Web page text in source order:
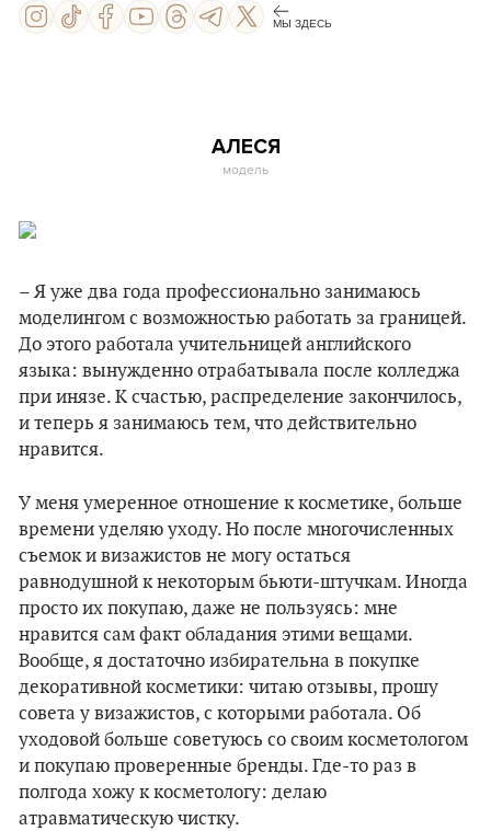
МЫ ЗДЕСЬ
АЛЕСЯ
модель
– Я уже два года профессионально занимаюсь
моделингом с возможностью работать за границей.
До этого работала учительницей английского
языка: вынужденно отрабатывала после колледжа
при инязе. К счастью, распределение закончилось,
и теперь я занимаюсь тем, что действительно
нравится.
У меня умеренное отношение к косметике, больше
времени уделяю уходу. Но после многочисленных
съемок и визажистов не могу остаться
равнодушной к некоторым бьюти-штучкам. Иногда
просто их покупаю, даже не пользуясь: мне
нравится сам факт обладания этими вещами.
Вообще, я достаточно избирательна в покупке
декоративной косметики: читаю отзывы, прошу
совета у визажистов, с которыми работала. Об
уходовой больше советуюсь со своим косметологом
и покупаю проверенные бренды. Где-то раз в
полгода хожу к косметологу: делаю
атравматическую чистку.